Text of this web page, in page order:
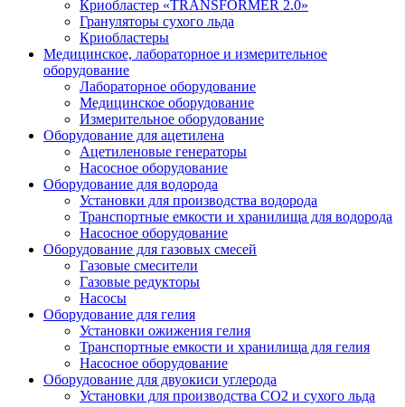
Криобластер «TRANSFORMER 2.0»
Грануляторы сухого льда
Криобластеры
Медицинское, лабораторное и измерительное
оборудование
Лабораторное оборудование
Медицинское оборудование
Измерительное оборудование
Оборудование для ацетилена
Ацетиленовые генераторы
Насосное оборудование
Оборудование для водорода
Установки для производства водорода
Транспортные емкости и хранилища для водорода
Насосное оборудование
Оборудование для газовых смесей
Газовые смесители
Газовые редукторы
Насосы
Оборудование для гелия
Установки ожижения гелия
Транспортные емкости и хранилища для гелия
Насосное оборудование
Оборудование для двуокиси углерода
Установки для производства СО2 и сухого льда